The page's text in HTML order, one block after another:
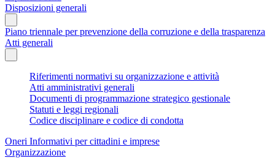
Disposizioni generali
Piano triennale per prevenzione della corruzione e della trasparenza
Atti generali
Riferimenti normativi su organizzazione e attività
Atti amministrativi generali
Documenti di programmazione strategico gestionale
Statuti e leggi regionali
Codice disciplinare e codice di condotta
Oneri Informativi per cittadini e imprese
Organizzazione